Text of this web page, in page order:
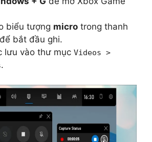
biểu tượng micro trong thanh
bắt đầu ghi.
lưu vào thư mục Videos >
.